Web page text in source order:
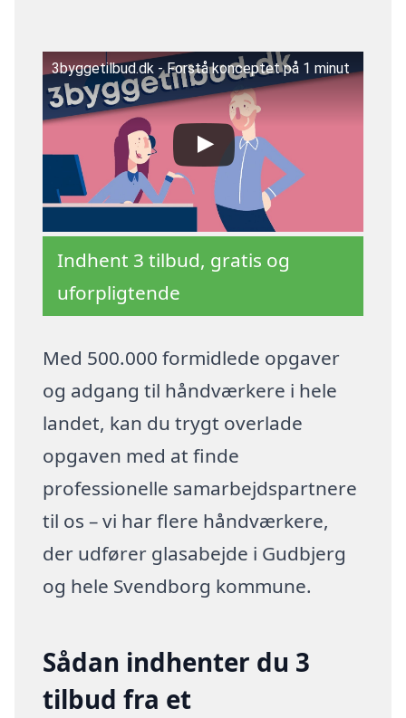
3byggetilbud.dk - Forstå konceptet på 1 minut
Indhent 3 tilbud, gratis og
uforpligtende
Med 500.000 formidlede opgaver
og adgang til håndværkere i hele
landet, kan du trygt overlade
opgaven med at finde
professionelle samarbejdspartnere
til os – vi har flere håndværkere,
der udfører glasabejde i Gudbjerg
og hele Svendborg kommune.
Sådan indhenter du 3
tilbud fra et